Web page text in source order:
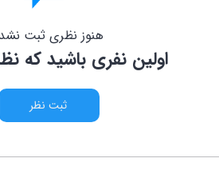
هنوز نظری ثبت
اولین نفری باشید که
ثبت نظر